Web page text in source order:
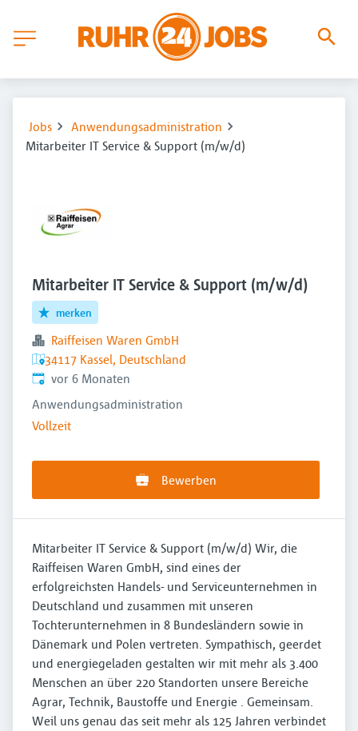
Jobs
Anwendungsadministration
Mitarbeiter IT Service & Support (m/w/d)
Mitarbeiter IT Service & Support (m/w/d)
merken
Raiffeisen Waren GmbH
34117 Kassel, Deutschland
Veröffentlicht:
vor 6 Monaten
Anwendungsadministration
Vollzeit
Bewerben
Mitarbeiter IT Service & Support (m/w/d) Wir, die
Raiffeisen Waren GmbH, sind eines der
erfolgreichsten Handels- und Serviceunternehmen in
Deutschland und zusammen mit unseren
Tochterunternehmen in 8 Bundesländern sowie in
Dänemark und Polen vertreten. Sympathisch, geerdet
und energiegeladen gestalten wir mit mehr als 3.400
Menschen an über 220 Standorten unsere Bereiche
Agrar, Technik, Baustoffe und Energie . Gemeinsam.
Weil uns genau das seit mehr als 125 Jahren verbindet